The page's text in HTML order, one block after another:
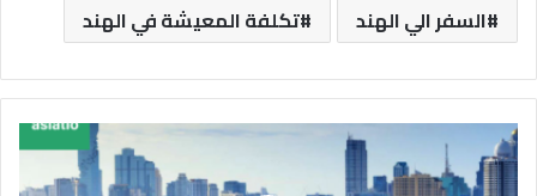
السفر الي الهند
تكلفة المعيشة في الهند